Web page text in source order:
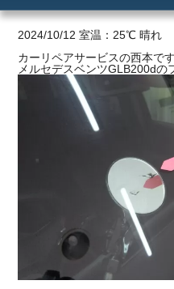
ご利
2.3cm
2024/10/12 室温：25℃ 晴れ
カーリペアサービスの西本です
メルセデスベンツGLB200dの